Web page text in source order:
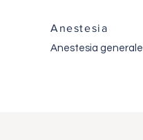
Anestesia
Anestesia generale